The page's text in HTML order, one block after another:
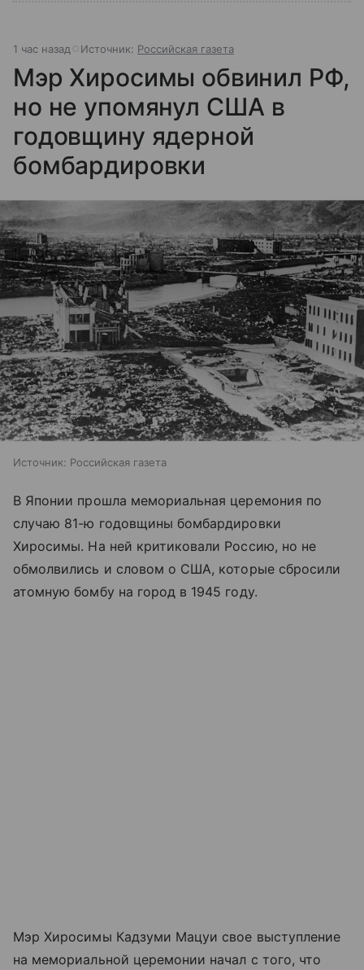
1 час назад Источник: Российская газета
Мэр Хиросимы обвинил РФ,
но не упомянул США в
годовщину ядерной
бомбардировки
Источник: Российская газета
В Японии прошла мемориальная церемония по
случаю 81-ю годовщины бомбардировки
Хиросимы. На ней критиковали Россию, но не
обмолвились и словом о США, которые сбросили
атомную бомбу на город в 1945 году.
Мэр Хиросимы Кадзуми Мацуи свое выступление
на мемориальной церемонии начал с того, что